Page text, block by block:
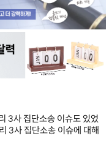
3사 집단소송 이슈도 있었
3사 집단소송 이슈에 대해